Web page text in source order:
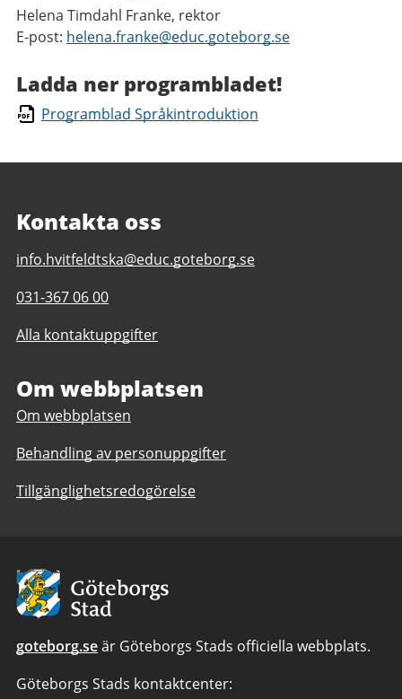
Helena Timdahl Franke, rektor
E-post: helena.franke@educ.goteborg.se
Ladda ner programbladet!
Programblad Språkintroduktion
Kontakta oss
E-
till
Hvitfeldtska
gymnasiet
info.hvitfeldtska@educ.goteborg.se
Telefonnummer
Hvitfeldtska
031-367 06 00
Alla kontaktuppgifter
Om webbplatsen
Om webbplatsen
Behandling av personuppgifter
Tillgänglighetsredogörelse
Avsändare:
Göteborgs
Stad
goteborg.seär Göteborgs Stads officiella webbplats.
Göteborgs Stads kontaktcenter: